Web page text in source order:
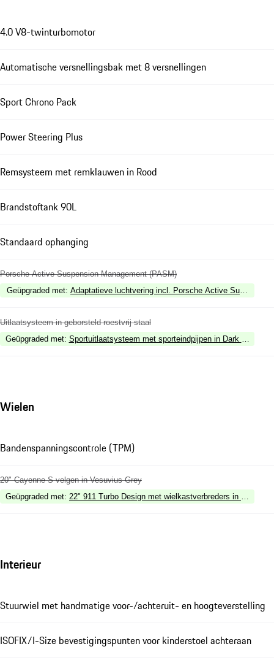
4.0 V8-twinturbomotor
Automatische versnellingsbak met 8 versnellingen
Sport Chrono Pack
Power Steering Plus
Remsysteem met remklauwen in Rood
Brandstoftank 90L
Standaard ophanging
Porsche Active Suspension Management (PASM)
Geüpgraded met: Adaptatieve luchtvering incl. Porsche Active Suspension
Uitlaatsysteem in geborsteld roestvrij staal
Geüpgraded met: Sportuitlaatsysteem met sporteindpijpen in Dark Bronze
Wielen
Bandenspanningscontrole (TPM)
20" Cayenne S velgen in Vesuvius Grey
Geüpgraded met: 22" 911 Turbo Design met wielkastverbreders in
Interieur
Stuurwiel met handmatige voor-/achteruit- en hoogteverstelling
ISOFIX/I-Size bevestigingspunten voor kinderstoel achteraan